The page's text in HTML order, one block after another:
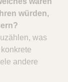
würden,
was
andere